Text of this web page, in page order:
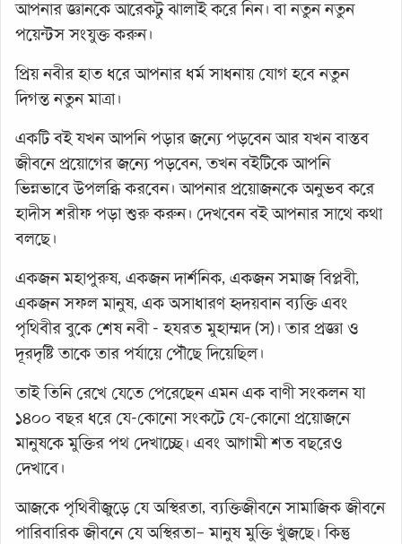
আপনার জ্ঞানকে আরেকটু ঝালাই করে নিন। বা নতুন নতুন
পয়েন্টস সংযুক্ত করুন।
প্রিয় নবীর হাত ধরে আপনার ধর্ম সাধনায় যোগ হবে নতুন
দিগন্ত নতুন মাত্রা।
একটি বই যখন আপনি পড়ার জন্যে পড়বেন আর যখন বাস্তব
জীবনে প্রয়োগের জন্যে পড়বেন, তখন বইটিকে আপনি
ভিন্নভাবে উপলব্ধি করবেন। আপনার প্রয়োজনকে অনুভব করে
হাদীস শরীফ পড়া শুরু করুন। দেখবেন বই আপনার সাথে কথা
বলছে।
একজন মহাপুরুষ, একজন দার্শনিক, একজন সমাজ বিপ্লবী,
একজন সফল মানুষ, এক অসাধারণ হৃদয়বান ব্যক্তি এবং
পৃথিবীর বুকে শেষ নবী - হযরত মুহাম্মদ (স)। তার প্রজ্ঞা ও
দূরদৃষ্টি তাকে তার পর্যায়ে পৌঁছে দিয়েছিল।
তাই তিনি রেখে যেতে পেরেছেন এমন এক বাণী সংকলন যা
১৪০০ বছর ধরে যে-কোনো সংকটে যে-কোনো প্রয়োজনে
মানুষকে মুক্তির পথ দেখাচ্ছে। এবং আগামী শত বছরেও
দেখাবে।
আজকে পৃথিবীজুড়ে যে অস্থিরতা, ব্যক্তিজীবনে সামাজিক জীবনে
পারিবারিক জীবনে যে অস্থিরতা– মানুষ মুক্তি খুঁজছে। কিন্তু